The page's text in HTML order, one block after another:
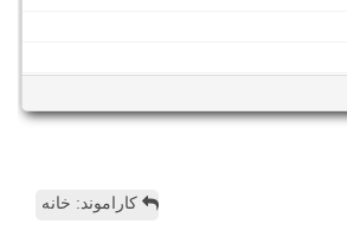
کاراموند: خانه